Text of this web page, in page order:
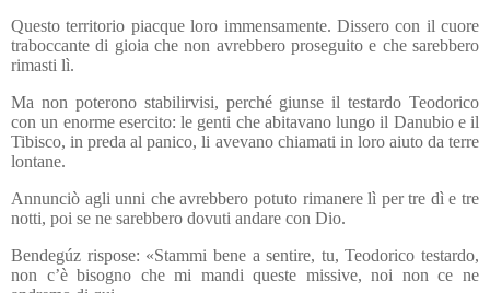
Questo territorio piacque loro immensamente. Dissero con il cuore
traboccante di gioia che non avrebbero proseguito e che sarebbero
rimasti lì.
Ma non poterono stabilirvisi, perché giunse il testardo Teodorico
con un enorme esercito: le genti che abitavano lungo il Danubio e il
Tibisco, in preda al panico, li avevano chiamati in loro aiuto da terre
lontane.
Annunciò agli unni che avrebbero potuto rimanere lì per tre dì e tre
notti, poi se ne sarebbero dovuti andare con Dio.
Bendegúz rispose: «Stammi bene a sentire, tu, Teodorico testardo,
non c’è bisogno che mi mandi queste missive, noi non ce ne